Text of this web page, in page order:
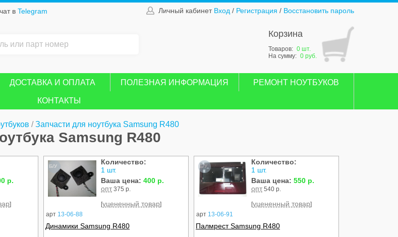
в Telegram Личный кабинет Вход / Регистрация / Восстановить пароль
Корзина
Товаров: 0 шт.
На сумму: 0 руб.
ДОСТАВКА И ОПЛАТА ПОЛЕЗНАЯ ИНФОРМАЦИЯ РЕМОНТ НОУТБУКОВ
КОНТАКТЫ
/Запчасти для ноутбука Samsung R480
Samsung R480
р.
]
Б/У
арт 13-06-88
Количество:
1 шт.
Ваша цена: 400 р.
опт 375 р.
[уцененный товар]
Динамики Samsung R480
Б/У
арт 13-06-91
Количество:
1 шт.
Ваша цена: 550 р.
опт 540 р.
[уцененный товар]
Палмрест Samsung R480